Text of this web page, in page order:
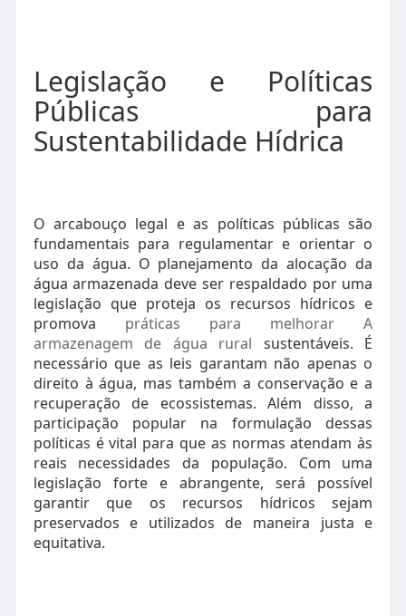
Legislação e Políticas
Públicas para
Sustentabilidade Hídrica
O arcabouço legal e as políticas públicas são
fundamentais para regulamentar e orientar o
uso da água. O planejamento da alocação da
água armazenada deve ser respaldado por uma
legislação que proteja os recursos hídricos e
promova práticas para melhorar A
armazenagem de água rural sustentáveis. É
necessário que as leis garantam não apenas o
direito à água, mas também a conservação e a
recuperação de ecossistemas. Além disso, a
participação popular na formulação dessas
políticas é vital para que as normas atendam às
reais necessidades da população. Com uma
legislação forte e abrangente, será possível
garantir que os recursos hídricos sejam
preservados e utilizados de maneira justa e
equitativa.